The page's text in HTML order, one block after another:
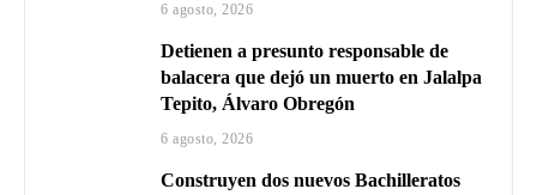
6 agosto, 2026
Detienen a presunto responsable de
balacera que dejó un muerto en Jalalpa
Tepito, Álvaro Obregón
6 agosto, 2026
Construyen dos nuevos Bachilleratos